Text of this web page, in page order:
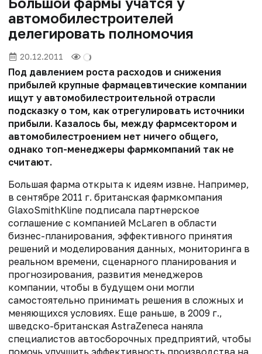
автомобилестроителей
делегировать полномочия
20.12.2011
Под давлением роста расходов и снижения
прибылей крупные фармацевтические компании
ищут у автомобилестроительной отрасли
подсказку о том, как отрегулировать источники
прибыли. Казалось бы, между фармсектором и
автомобилестроением нет ничего общего,
однако топ-менеджеры фармкомпаний так не
считают.
Большая фарма открыта к идеям извне. Например,
в сентябре 2011 г. британская фармкомпания
GlaxoSmithKline подписала партнерское
соглашение с компанией McLaren в области
бизнес-планирования, эффективного принятия
решений и моделирования данных, мониторинга в
реальном времени, сценарного планирования и
прогнозирования, развития менеджеров
компании, чтобы в будущем они могли
самостоятельно принимать решения в сложных и
меняющихся условиях. Еще раньше, в 2009 г.,
шведско-британская AstraZeneca наняла
специалистов автосборочных предприятий, чтобы
помочь улучшить эффективность производства на